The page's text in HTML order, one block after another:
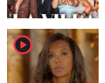
player2